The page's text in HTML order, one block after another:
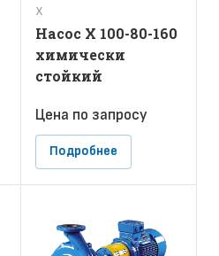
Х
Насос Х 100-80-160
химически
стойкий
Цена по запросу
Подробнее